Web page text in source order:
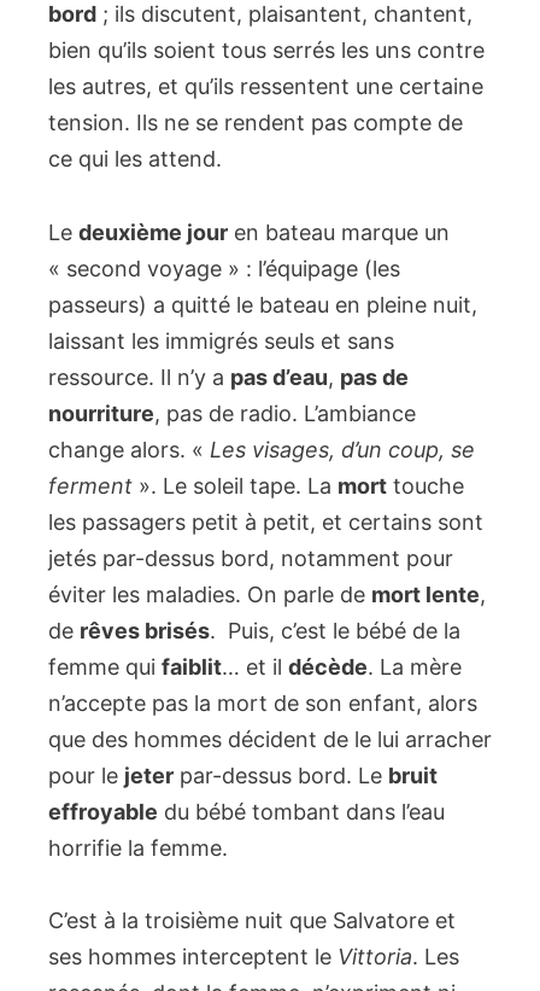
bord ; ils discutent, plaisantent, chantent,
bien qu’ils soient tous serrés les uns contre
les autres, et qu’ils ressentent une certaine
tension. Ils ne se rendent pas compte de
ce qui les attend.
Le deuxième jour en bateau marque un
« second voyage » : l’équipage (les
passeurs) a quitté le bateau en pleine nuit,
laissant les immigrés seuls et sans
ressource. Il n’y a pas d’eau, pas de
nourriture, pas de radio. L’ambiance
change alors. « Les visages, d’un coup, se
ferment ». Le soleil tape. La mort touche
les passagers petit à petit, et certains sont
jetés par-dessus bord, notamment pour
éviter les maladies. On parle de mort lente,
de rêves brisés. Puis, c’est le bébé de la
femme qui faiblit… et il décède. La mère
n’accepte pas la mort de son enfant, alors
que des hommes décident de le lui arracher
pour le jeter par-dessus bord. Le bruit
effroyable du bébé tombant dans l’eau
horrifie la femme.
C’est à la troisième nuit que Salvatore et
ses hommes interceptent le Vittoria. Les